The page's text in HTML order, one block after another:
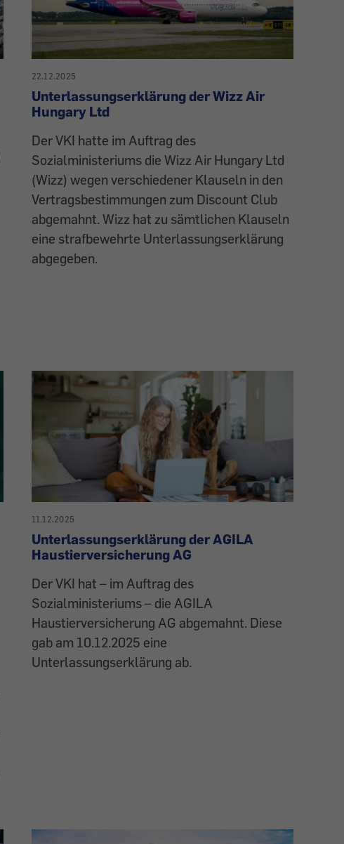
22.12.2025
Unterlassungserklärung der Wizz Air
Hungary Ltd
Der VKI hatte im Auftrag des
Sozialministeriums die Wizz Air Hungary Ltd
(Wizz) wegen verschiedener Klauseln in den
Vertragsbestimmungen zum Discount Club
abgemahnt. Wizz hat zu sämtlichen Klauseln
eine strafbewehrte Unterlassungserklärung
abgegeben.
11.12.2025
Unterlassungserklärung der AGILA
Haustierversicherung AG
Der VKI hat – im Auftrag des
Sozialministeriums – die AGILA
Haustierversicherung AG abgemahnt. Diese
gab am 10.12.2025 eine
Unterlassungserklärung ab.